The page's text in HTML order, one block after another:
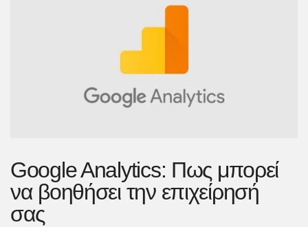
Google Analytics: Πως μπορεί
να βοηθήσει την επιχείρησή
σας